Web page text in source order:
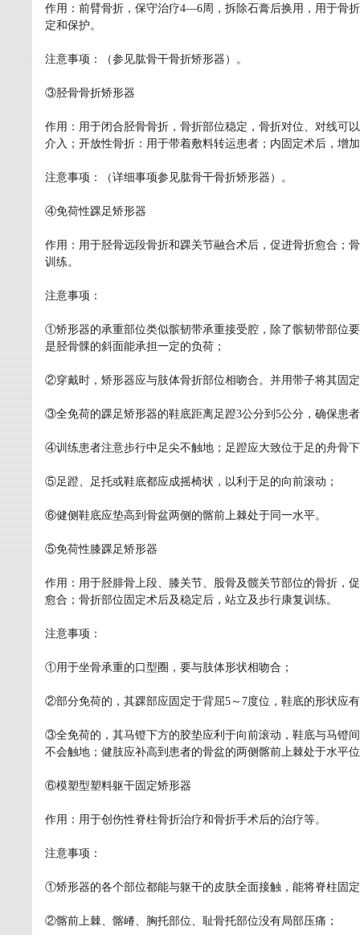
作用：前臂骨折，保守治疗4—6周，拆除石膏后换用，用于骨
定和保护。
注意事项：（参见肱骨干骨折矫形器）。
③胫骨骨折矫形器
作用：用于闭合胫骨骨折，骨折部位稳定，骨折对位、对线可
介入；开放性骨折：用于带着敷料转运患者；内固定术后，增
注意事项：（详细事项参见肱骨干骨折矫形器）。
④免荷性踝足矫形器
作用：用于胫骨远段骨折和踝关节融合术后，促进骨折愈合；
训练。
注意事项：
①矫形器的承重部位类似髌韧带承重接受腔，除了髌韧带部位
是胫骨髁的斜面能承担一定的负荷；
②穿戴时，矫形器应与肢体骨折部位相吻合。并用带子将其固
③全免荷的踝足矫形器的鞋底距离足蹬3公分到5公分，确保患
④训练患者注意步行中足尖不触地；足蹬应大致位于足的舟骨
⑤足蹬、足托或鞋底都应成摇椅状，以利于足的向前滚动；
⑥健侧鞋底应垫高到骨盆两侧的髂前上棘处于同一水平。
⑤免荷性膝踝足矫形器
作用：用于胫腓骨上段、膝关节、股骨及髋关节部位的骨折，
愈合；骨折部位固定术后及稳定后，站立及步行康复训练。
注意事项：
①用于坐骨承重的口型圈，要与肢体形状相吻合；
②部分免荷的，其踝部应固定于背屈5～7度位，鞋底的形状应
③全免荷的，其马镫下方的胶垫应利于向前滚动，鞋底与马镫
不会触地；健肢应补高到患者的骨盆的两侧髂前上棘处于水平
⑥模塑型塑料躯干固定矫形器
作用：用于创伤性脊柱骨折治疗和骨折手术后的治疗等。
注意事项：
①矫形器的各个部位都能与躯干的皮肤全面接触，能将脊柱固
②髂前上棘、髂嵴、胸托部位、耻骨托部位没有局部压痛；